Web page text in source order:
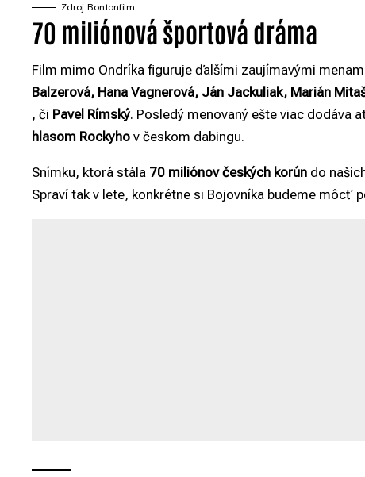
Zdroj: Bontonfilm
70 miliónová športová dráma
Film mimo Ondríka figuruje ďalšími zaujímavými
Balzerová, Hana Vagnerová, Ján Jackuliak, Marián
, či Pavel Rímský. Posledý menovaný ešte viac dodáva
hlasom Rockyho v českom dabingu.
Snímku, ktorá stála 70 miliónov českých korún do
Spraví tak v lete, konkrétne si Bojovníka budeme môcť